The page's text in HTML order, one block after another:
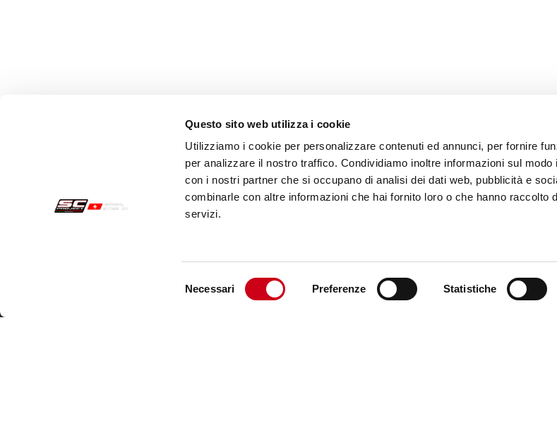
Questo sito web utilizza i cookie
Utilizziamo i cookie per personalizzare contenuti ed annunci, per fornire
per analizzare il nostro traffico. Condividiamo inoltre informazioni sul
con i nostri partner che si occupano di analisi dei dati web, pubblicità e
combinarle con altre informazioni che hai fornito loro o che hanno raccolto
servizi.
Necessari Preferenze Statistiche
Kundendienst Follow us